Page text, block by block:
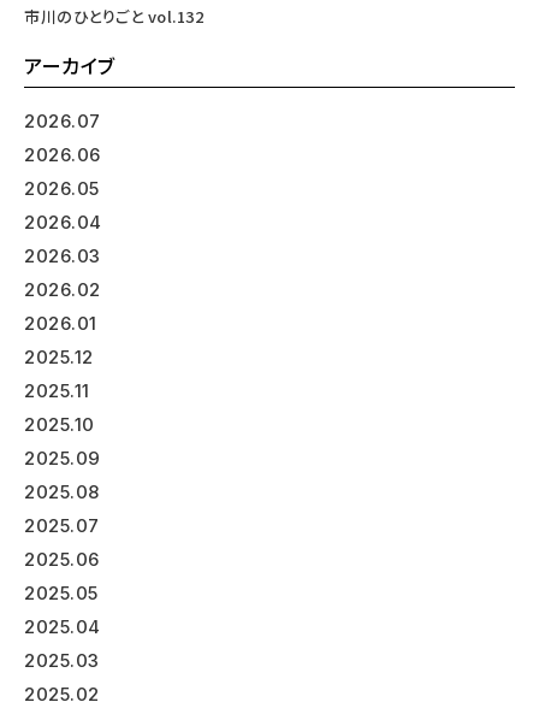
市川のひとりごと vol.132
アーカイブ
2026.07
2026.06
2026.05
2026.04
2026.03
2026.02
2026.01
2025.12
2025.11
2025.10
2025.09
2025.08
2025.07
2025.06
2025.05
2025.04
2025.03
2025.02